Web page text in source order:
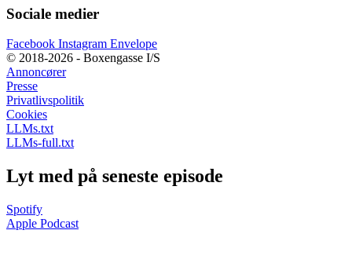
Sociale medier
Facebook Instagram Envelope
© 2018-2026 - Boxengasse I/S
Annoncører
Presse
Privatlivspolitik
Cookies
LLMs.txt
LLMs-full.txt
Lyt med på seneste episode
Spotify
Apple Podcast